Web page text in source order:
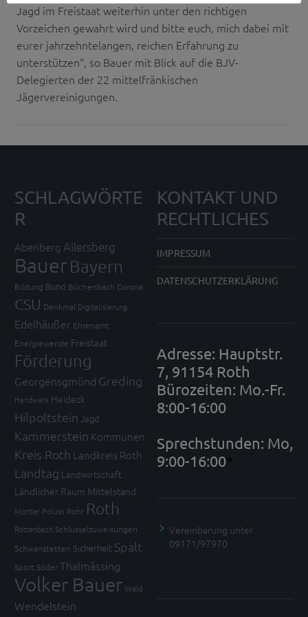
Jagd im Freistaat weiterhin unter den richtigen
Vorzeichen gewahrt wird und bitte euch, mich dabei mit
eurer jahrzehntelangen, reichen Erfahrung zu
unterstützen“, so Bauer mit Blick auf die BJV-
Delegierten der 22 mittelfränkischen
Jägervereinigungen.
SCHLAGWÖRTE
R
Abenberg Allersberg
Bauer Bayern
Bildung Bund Büchenbach Corona
CSU Denkmal Digitalisierung
Edelhäußer Ehrenamt
Energiewende Freistaat
Förderung
Georgensgmünd Greding
Handwerk Heideck
Hilpoltstein Jagd
Kammerstein Kommunen
Kreis Roth Landkreis Roth
Landtag Landwirtschaft
Ländlicher Raum Mittelstand
Mortler Polizei Rohr Roth
Röttenbach Schlüsselzuweisungen
Schwanstetten Sicherheit Spalt
Sport SöderThalmässing
Volker BauerWald
Wendelstein
KONTAKT UND
RECHTLICHES
IMPRESSUM
DATENSCHUTZERKLÄRUNG
Adresse: Hauptstr.
7, 91154 Roth
Bürozeiten: Mo.-Fr.
8:00-16:00
Sprechstunden: Mo,
9:00-16:00*
Vereinbarung unter
09171/97970